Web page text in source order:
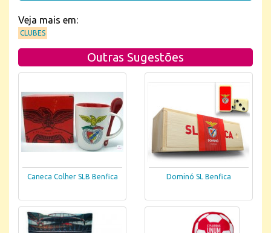
Veja mais em:
CLUBES
Outras Sugestões
Caneca Colher SLB Benfica Dominó SL Benfica